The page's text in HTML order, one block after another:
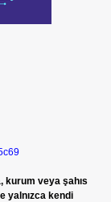
kurum veya şahıs
yalnızca kendi